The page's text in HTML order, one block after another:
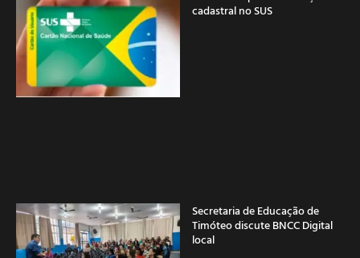
cadastral no SUS
Secretaria de Educação de
Timóteo discute BNCC Digital
local